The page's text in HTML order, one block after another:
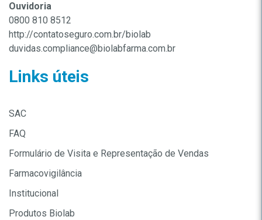
Ouvidoria
0800 810 8512
http://contatoseguro.com.br/biolab
duvidas.compliance@biolabfarma.com.br
Links úteis
SAC
FAQ
Formulário de Visita e Representação de Vendas
Farmacovigilância
Institucional
Produtos Biolab